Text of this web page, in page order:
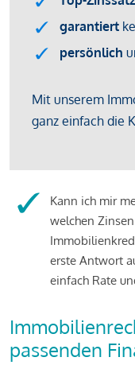
Kann ich mir
welchen
erste Antwort
einfach Rate
passenden